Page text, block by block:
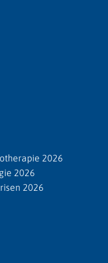
2026
2026
2026